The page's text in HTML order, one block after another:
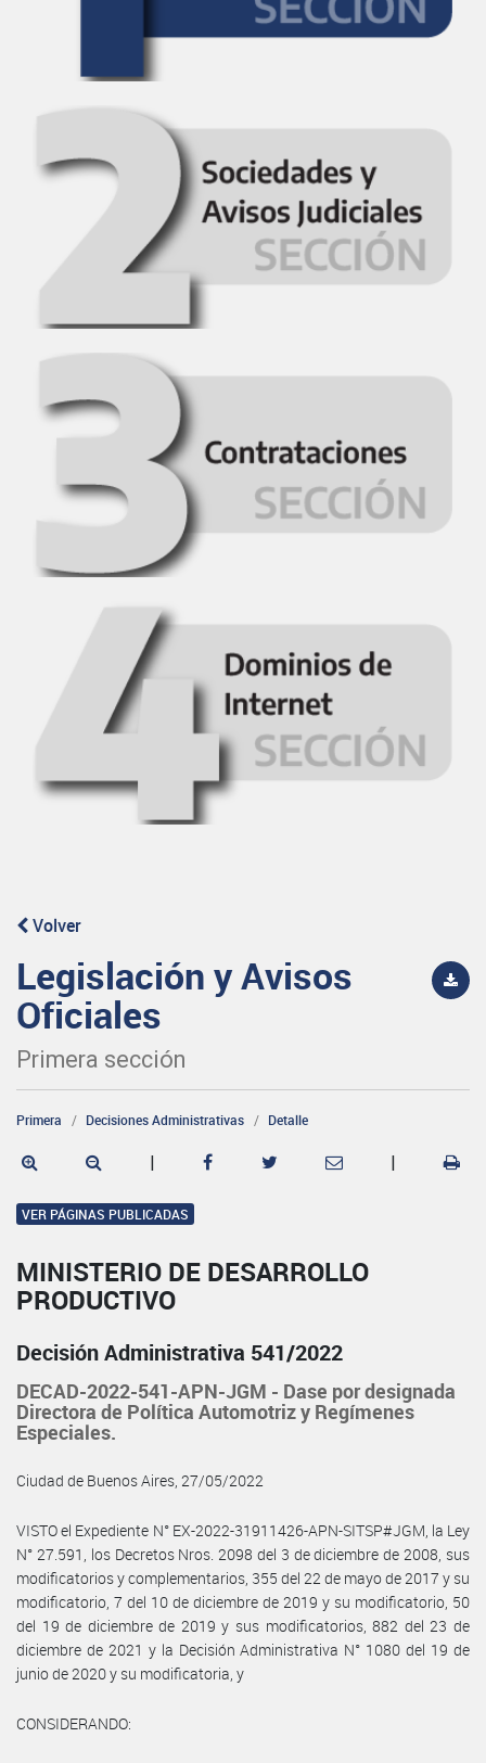
Volver
Legislación y Avisos
Oficiales
Primera sección
Primera Decisiones Administrativas Detalle
| |
VER PÁGINAS PUBLICADAS
MINISTERIO DE DESARROLLO
PRODUCTIVO
Decisión Administrativa 541/2022
DECAD-2022-541-APN-JGM - Dase por designada
Directora de Política Automotriz y Regímenes
Especiales.
Ciudad de Buenos Aires, 27/05/2022
VISTO el Expediente N° EX-2022-31911426-APN-SITSP#JGM, la Ley
N° 27.591, los Decretos Nros. 2098 del 3 de diciembre de 2008, sus
modificatorios y complementarios, 355 del 22 de mayo de 2017 y su
modificatorio, 7 del 10 de diciembre de 2019 y su modificatorio, 50
del 19 de diciembre de 2019 y sus modificatorios, 882 del 23 de
diciembre de 2021 y la Decisión Administrativa N° 1080 del 19 de
junio de 2020 y su modificatoria, y
CONSIDERANDO: